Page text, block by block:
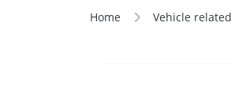
Home Vehicle related